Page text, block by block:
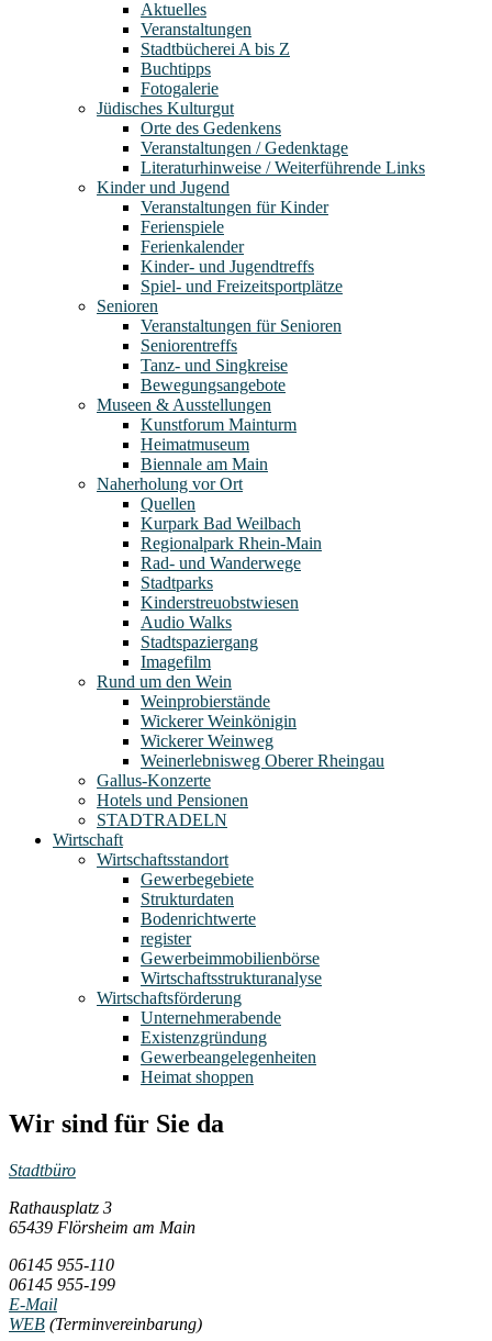
Aktuelles
Veranstaltungen
Stadtbücherei A bis Z
Buchtipps
Fotogalerie
Jüdisches Kulturgut
Orte des Gedenkens
Veranstaltungen / Gedenktage
Literaturhinweise / Weiterführende Links
Kinder und Jugend
Veranstaltungen für Kinder
Ferienspiele
Ferienkalender
Kinder- und Jugendtreffs
Spiel- und Freizeitsportplätze
Senioren
Veranstaltungen für Senioren
Seniorentreffs
Tanz- und Singkreise
Bewegungsangebote
Museen & Ausstellungen
Kunstforum Mainturm
Heimatmuseum
Biennale am Main
Naherholung vor Ort
Quellen
Kurpark Bad Weilbach
Regionalpark Rhein-Main
Rad- und Wanderwege
Stadtparks
Kinderstreuobstwiesen
Audio Walks
Stadtspaziergang
Imagefilm
Rund um den Wein
Weinprobierstände
Wickerer Weinkönigin
Wickerer Weinweg
Weinerlebnisweg Oberer Rheingau
Gallus-Konzerte
Hotels und Pensionen
STADTRADELN
Wirtschaft
Wirtschaftsstandort
Gewerbegebiete
Strukturdaten
Bodenrichtwerte
register
Gewerbeimmobilienbörse
Wirtschaftsstrukturanalyse
Wirtschaftsförderung
Unternehmerabende
Existenzgründung
Gewerbeangelegenheiten
Heimat shoppen
Wir sind für Sie da
Stadtbüro
Rathausplatz 3
65439 Flörsheim am Main
06145 955-110
06145 955-199
E-Mail
WEB (Terminvereinbarung)